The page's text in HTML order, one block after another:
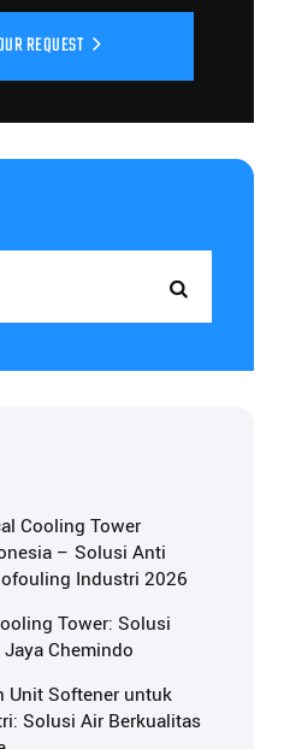
REQUEST
Cooling Tower
– Solusi Anti
Industri 2026
Tower: Solusi
Chemindo
Unit Softener untuk
Solusi Air Berkualitas